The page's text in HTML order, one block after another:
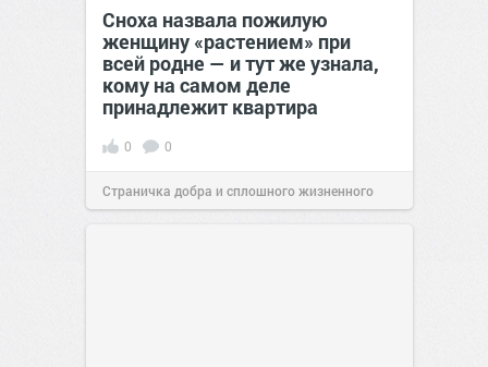
Сноха назвала пожилую
женщину «растением» при
всей родне — и тут же узнала,
кому на самом деле
принадлежит квартира
0 0
Страничка добра и сплошного жизненного